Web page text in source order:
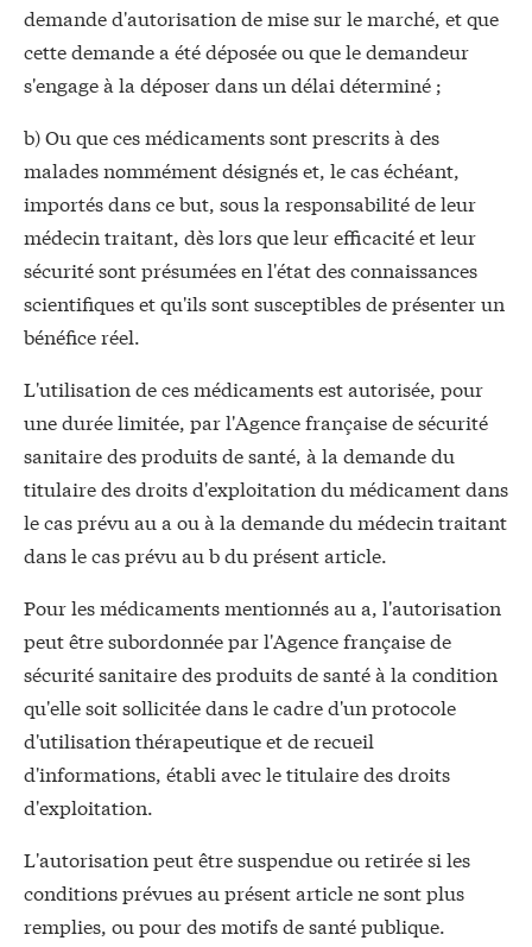
demande d'autorisation de mise sur le marché, et que
cette demande a été déposée ou que le demandeur
s'engage à la déposer dans un délai déterminé ;
b) Ou que ces médicaments sont prescrits à des
malades nommément désignés et, le cas échéant,
importés dans ce but, sous la responsabilité de leur
médecin traitant, dès lors que leur efficacité et leur
sécurité sont présumées en l'état des connaissances
scientifiques et qu'ils sont susceptibles de présenter un
bénéfice réel.
L'utilisation de ces médicaments est autorisée, pour
une durée limitée, par l'Agence française de sécurité
sanitaire des produits de santé, à la demande du
titulaire des droits d'exploitation du médicament dans
le cas prévu au a ou à la demande du médecin traitant
dans le cas prévu au b du présent article.
Pour les médicaments mentionnés au a, l'autorisation
peut être subordonnée par l'Agence française de
sécurité sanitaire des produits de santé à la condition
qu'elle soit sollicitée dans le cadre d'un protocole
d'utilisation thérapeutique et de recueil
d'informations, établi avec le titulaire des droits
d'exploitation.
L'autorisation peut être suspendue ou retirée si les
conditions prévues au présent article ne sont plus
remplies, ou pour des motifs de santé publique.